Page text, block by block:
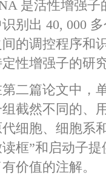
是活性增强子
识别出 40, 000
间的调控程序和
性增强子的研
二篇论文中，
组截然不同的、
代细胞、细胞系
读框”和启动子
价值的注解。